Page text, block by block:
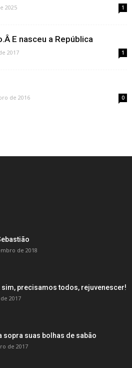
2025 1
E nasceu a República
2017 1
de 2016 0
de 2018
sim, precisamos todos, rejuvenescer!
2017
sopra suas bolhas de sabão
de 2017